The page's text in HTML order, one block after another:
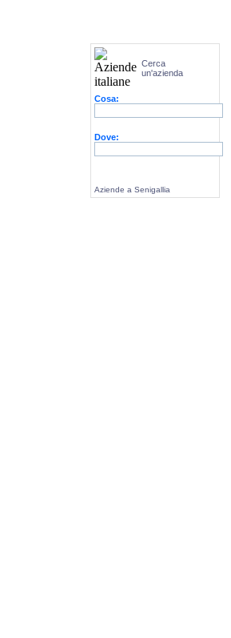
Cerca
un'azienda
Cosa:
Dove:
Aziende a Senigallia